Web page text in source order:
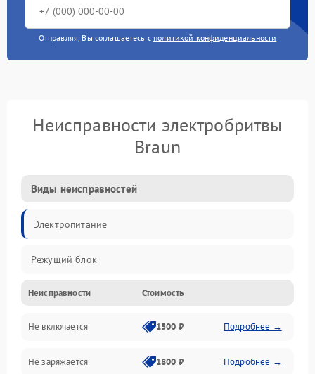
Отправляя, Вы соглашаетесь с политикой конфиденциальности
Неисправности электробритвы
Braun
Виды неисправностей
Электропитание
Режущий блок
Неисправности Стоимость
Не включается 1500 ₽ Подробнее →
Не заряжается 1800 ₽ Подробнее →